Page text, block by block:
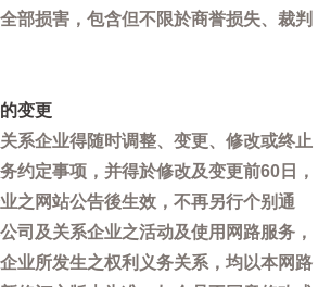
部损害，包含但不限於商誉损失、裁判
变更
系企业得随时调整、变更、修改或终止
约定事项，并得於修改及变更前60日，
之网站公告後生效，不再另行个别通
司及关系企业之活动及使用网路服务，
业所发生之权利义务关系，均以本网路